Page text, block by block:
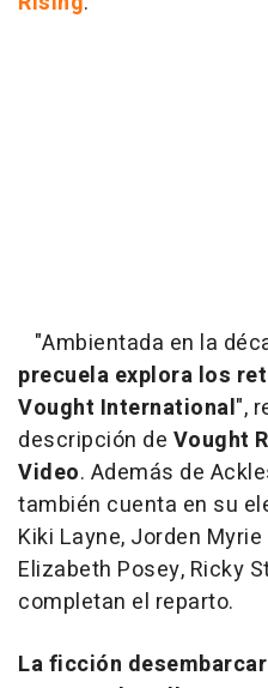
"Ambientada en la
precuela explora los
Vought International",
descripción de Vought
Video. Además de
también cuenta en su
Kiki Layne, Jorden
Elizabeth Posey, Ricky
completan el reparto.
La ficción